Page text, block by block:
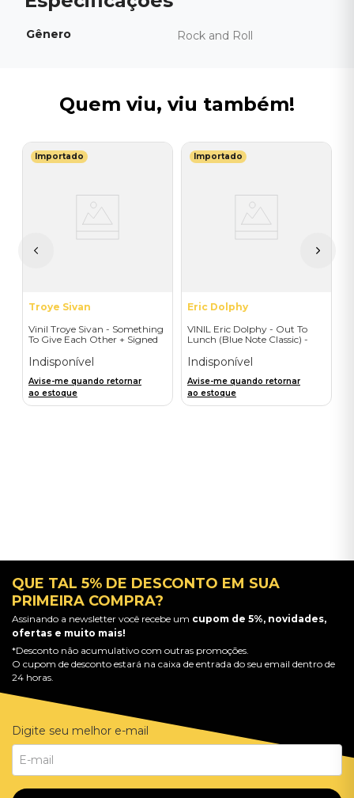
Gênero Rock and Roll
Quem viu, viu também!
Importado
Troye Sivan
Vinil Troye Sivan - Something
To Give Each Other + Signed
Indisponível
Avise-me quando retornar
ao estoque
Importado
Eric Dolphy
VINIL Eric Dolphy - Out To
Lunch (Blue Note Classic) -
Indisponível
Avise-me quando retornar
ao estoque
QUE TAL 5% DE DESCONTO EM SUA
PRIMEIRA COMPRA?
Assinando a newsletter você recebe um cupom de 5%, novidades,
ofertas e muito mais!
*Desconto não acumulativo com outras promoções.
O cupom de desconto estará na caixa de entrada do seu email dentro de
24 horas.
Digite seu melhor e-mail